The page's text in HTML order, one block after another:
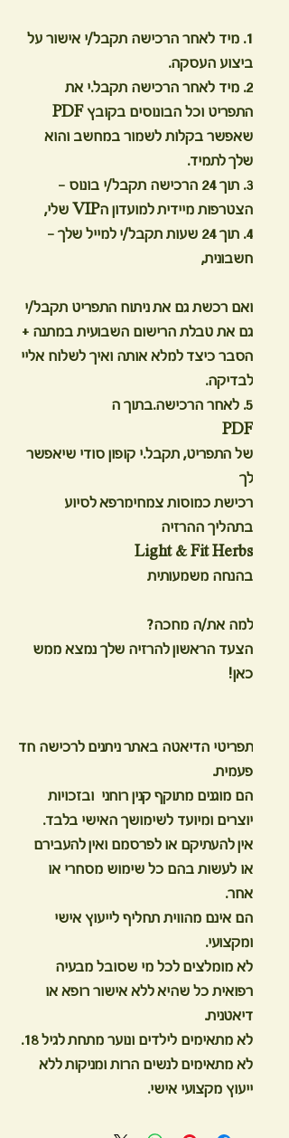
1. מיד לאחר הרכישה תקבל/י אישור על
ביצוע העסקה.
2. מיד לאחר הרכישה תקבל.י את
התפריט וכל הבונוסים בקובץ PDF
שאפשר בקלות לשמור במחשב והוא
שלך לתמיד.
3. תוך 24 הרכישה תקבל/י בונוס -
הצטרפות מיידית למועדון הVIP שלי,
4. תוך 24 שעות תקבל/י למייל שלך -
חשבונית,
ואם רכשת גם את ניתוח התפריט תקבל/י
גם את טבלת הרישום השבועית במתנה +
הסבר כיצד למלא אותה ואיך לשלוח אליי
לבדיקה.
5. לאחר הרכישה.בתוך ה
PDF
של התפריט, תקבל.י קופון סודי שיאפשר
לך
רכישת כמוסות צמחימרפא לסיוע
בתהליך ההרזיה
Light & Fit Herbs
בהנחה משמעותית
למה את/ה מחכה?
הצעד הראשון להרזיה שלך נמצא ממש
כאן!
תפריטי הדיאטה באתר ניתנים לרכישה חד
פעמית.
הם מוגנים מתוקף קנין רוחני ובזכויות
יוצרים ומיועד לשימושך האישי בלבד.
אין להעתיקם או לפרסמם ואין להעבירם
או לעשות בהם כל שימוש מסחרי או
אחר.
הם אינם מהווית תחליף לייעוץ אישי
ומקצועי.
לא מומלצים לכל מי שסובל מבעיה
רפואית כל שהיא ללא אישור רופא או
דיאטנית.
לא מתאימים לילדים ונוער מתחת לגיל 18.
לא מתאימים לנשים הרות ומניקות ללא
ייעוץ מקצועי אישי.